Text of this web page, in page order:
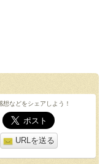
などをシェアしよう！
URLを送る